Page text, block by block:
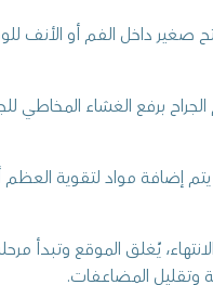
صغير داخل الفم أو الأنف
برفع الغشاء المخاطي
يتم إضافة مواد لتقوية
يُغلق الموقع وتبدأ
وتقليل المضاعفات.